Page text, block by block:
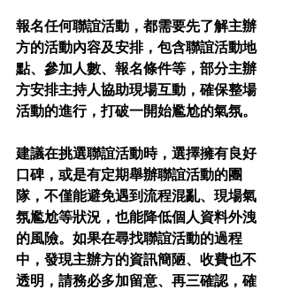
報名任何聯誼活動，都需要先了解主辦
方的活動內容及安排，包含聯誼活動地
點、參加人數、報名條件等，部分主辦
方安排主持人協助現場互動，確保整場
活動的進行，打破一開始尷尬的氣氛。
建議在挑選聯誼活動時，選擇擁有良好
口碑，或是有定期舉辦聯誼活動的團
隊，不僅能避免遇到流程混亂、現場氣
氛尷尬等狀況，也能降低個人資料外洩
的風險。如果在尋找聯誼活動的過程
中，發現主辦方的資訊簡陋、收費也不
透明，請務必多加留意、再三確認，確